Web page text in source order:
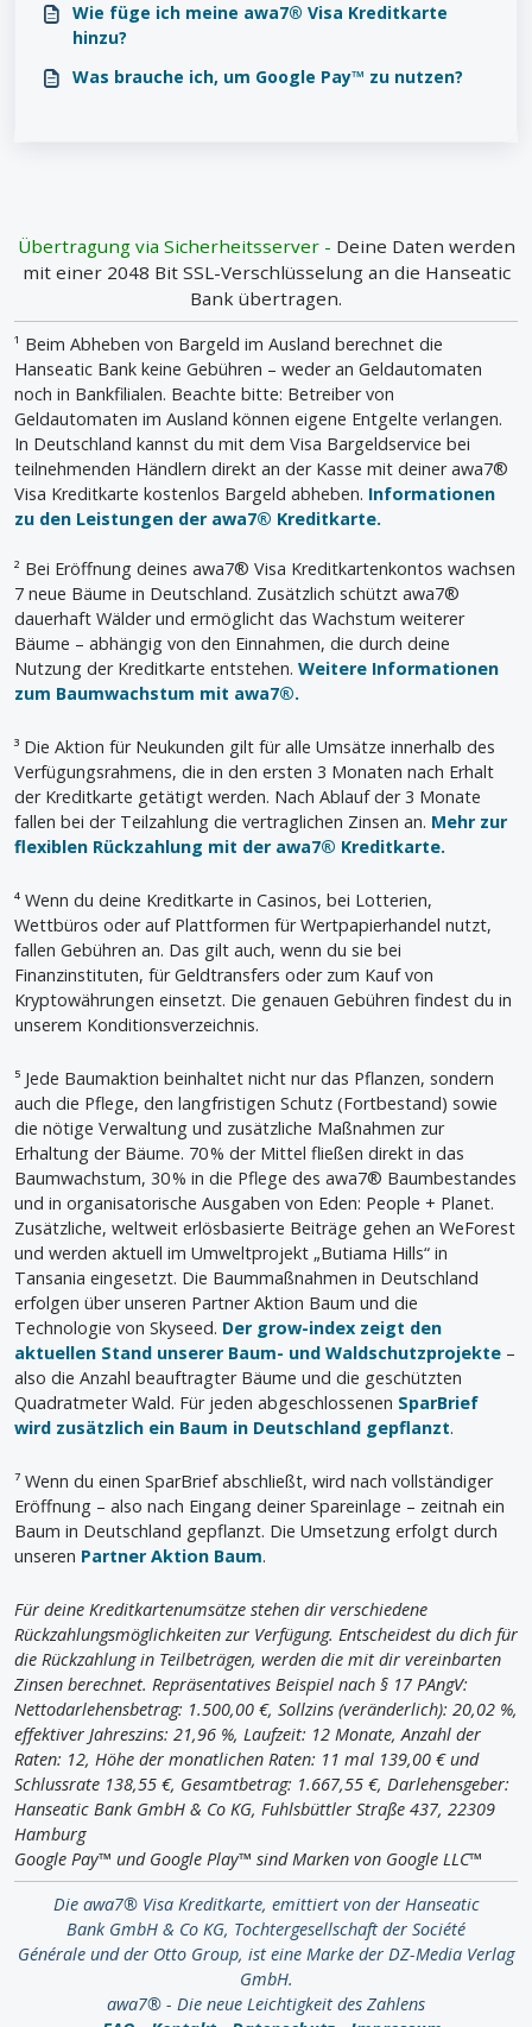
Wie füge ich meine awa7® Visa Kreditkarte
hinzu?
Was brauche ich, um Google Pay™ zu nutzen?
Übertragung via Sicherheitsserver - Deine Daten werden
mit einer 2048 Bit SSL-Verschlüsselung an die Hanseatic
Bank übertragen.
¹ Beim Abheben von Bargeld im Ausland berechnet die
Hanseatic Bank keine Gebühren – weder an Geldautomaten
noch in Bankfilialen. Beachte bitte: Betreiber von
Geldautomaten im Ausland können eigene Entgelte verlangen.
In Deutschland kannst du mit dem Visa Bargeldservice bei
teilnehmenden Händlern direkt an der Kasse mit deiner awa7®
Visa Kreditkarte kostenlos Bargeld abheben. Informationen
zu den Leistungen der awa7® Kreditkarte.
² Bei Eröffnung deines awa7® Visa Kreditkartenkontos wachsen
7 neue Bäume in Deutschland. Zusätzlich schützt awa7®
dauerhaft Wälder und ermöglicht das Wachstum weiterer
Bäume – abhängig von den Einnahmen, die durch deine
Nutzung der Kreditkarte entstehen. Weitere Informationen
zum Baumwachstum mit awa7®.
³ Die Aktion für Neukunden gilt für alle Umsätze innerhalb des
Verfügungsrahmens, die in den ersten 3 Monaten nach Erhalt
der Kreditkarte getätigt werden. Nach Ablauf der 3 Monate
fallen bei der Teilzahlung die vertraglichen Zinsen an. Mehr zur
flexiblen Rückzahlung mit der awa7® Kreditkarte.
⁴ Wenn du deine Kreditkarte in Casinos, bei Lotterien,
Wettbüros oder auf Plattformen für Wertpapierhandel nutzt,
fallen Gebühren an. Das gilt auch, wenn du sie bei
Finanzinstituten, für Geldtransfers oder zum Kauf von
Kryptowährungen einsetzt. Die genauen Gebühren findest du in
unserem Konditionsverzeichnis.
⁵ Jede Baumaktion beinhaltet nicht nur das Pflanzen, sondern
auch die Pflege, den langfristigen Schutz (Fortbestand) sowie
die nötige Verwaltung und zusätzliche Maßnahmen zur
Erhaltung der Bäume. 70 % der Mittel fließen direkt in das
Baumwachstum, 30 % in die Pflege des awa7® Baumbestandes
und in organisatorische Ausgaben von Eden: People + Planet.
Zusätzliche, weltweit erlösbasierte Beiträge gehen an WeForest
und werden aktuell im Umweltprojekt „Butiama Hills“ in
Tansania eingesetzt. Die Baummaßnahmen in Deutschland
erfolgen über unseren Partner Aktion Baum und die
Technologie von Skyseed. Der grow-index zeigt den
aktuellen Stand unserer Baum- und Waldschutzprojekte –
also die Anzahl beauftragter Bäume und die geschützten
Quadratmeter Wald. Für jeden abgeschlossenen SparBrief
wird zusätzlich ein Baum in Deutschland gepflanzt.
⁷ Wenn du einen SparBrief abschließt, wird nach vollständiger
Eröffnung – also nach Eingang deiner Spareinlage – zeitnah ein
Baum in Deutschland gepflanzt. Die Umsetzung erfolgt durch
unseren Partner Aktion Baum.
Für deine Kreditkartenumsätze stehen dir verschiedene
Rückzahlungsmöglichkeiten zur Verfügung. Entscheidest du dich für
die Rückzahlung in Teilbeträgen, werden die mit dir vereinbarten
Zinsen berechnet. Repräsentatives Beispiel nach § 17 PAngV:
Nettodarlehensbetrag: 1.500,00 €, Sollzins (veränderlich): 20,02 %,
effektiver Jahreszins: 21,96 %, Laufzeit: 12 Monate, Anzahl der
Raten: 12, Höhe der monatlichen Raten: 11 mal 139,00 € und
Schlussrate 138,55 €, Gesamtbetrag: 1.667,55 €, Darlehensgeber:
Hanseatic Bank GmbH & Co KG, Fuhlsbüttler Straße 437, 22309
Hamburg
Google Pay™ und Google Play™ sind Marken von Google LLC™
Die awa7® Visa Kreditkarte, emittiert von der Hanseatic
Bank GmbH & Co KG, Tochtergesellschaft der Société
Générale und der Otto Group, ist eine Marke der DZ-Media Verlag
GmbH.
awa7® - Die neue Leichtigkeit des Zahlens